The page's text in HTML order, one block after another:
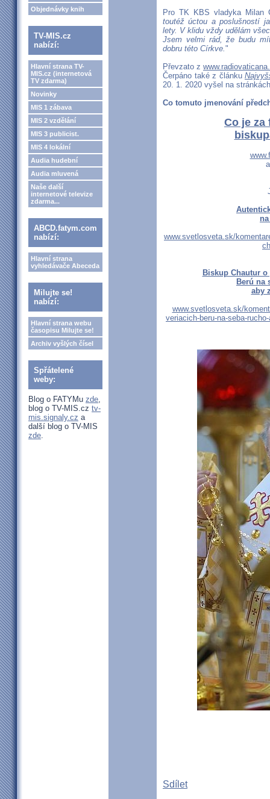
Objednávky knih
TV-MIS.cz
nabízí:
Hlavní strana TV-
MIS.cz (internetová
TV zdarma)
Novinky
MIS 1 zábava
MIS 2 vzdělání
MIS 3 publicist.
MIS 4 lokální
Audia hudební
Audia mluvená
Naše další
internetové televize
zdarma...
ABCD.fatym.com
nabízí:
Hlavní strana
vyhledávače Abeceda
Milujte se!
nabízí:
Hlavní strana webu
časopisu Milujte se!
Archiv vyšlých čísel
Spřátelené
weby:
Blog o FATYMu zde,
blog o TV-MIS.cz tv-
mis.signaly.cz a
další blog o TV-MIS
zde.
Pro TK KBS vladyka Milan
toutéž úctou a poslušností
lety. V klidu vždy udělám
Jsem velmi rád, že budu
dobru této Církve."
Převzato z
Čerpáno také z článku
20. 1. 2020 vyšel na
Co tomuto jmenování
Co je za
www.svetlosveta.sk/
Biskup Chautur
Berú na
aby
www.svetlosveta.sk/
veriacich-beru-na-seba-
Sdílet